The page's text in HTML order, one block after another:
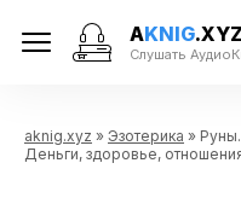
AKNIG.XYZ
Слушать
aknig.xyz » Эзотерика »
Деньги, здоровье,